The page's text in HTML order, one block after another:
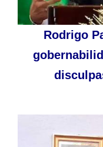
Rodrigo